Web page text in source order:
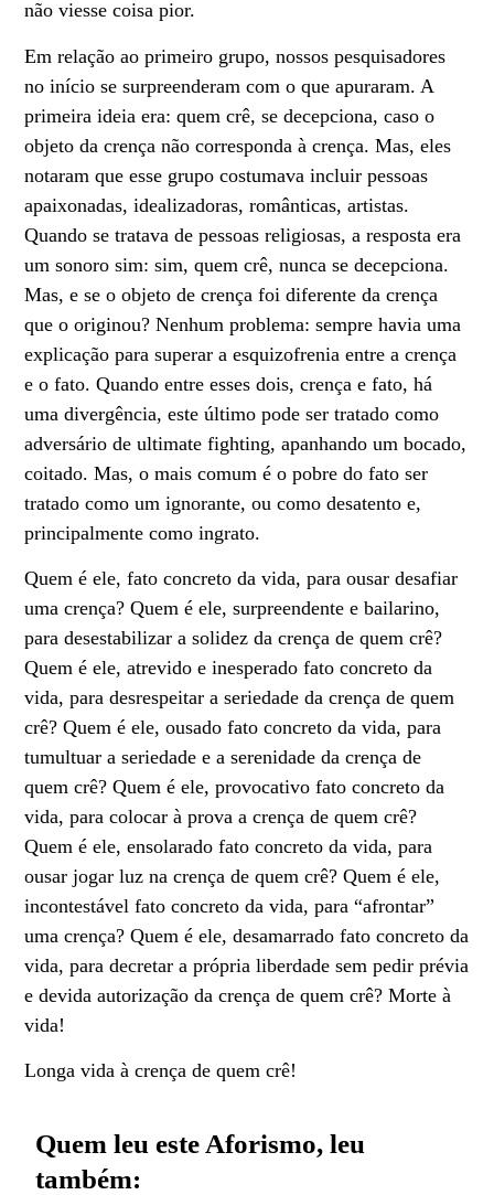
não viesse coisa pior.
Em relação ao primeiro grupo, nossos pesquisadores
no início se surpreenderam com o que apuraram. A
primeira ideia era: quem crê, se decepciona, caso o
objeto da crença não corresponda à crença. Mas, eles
notaram que esse grupo costumava incluir pessoas
apaixonadas, idealizadoras, românticas, artistas.
Quando se tratava de pessoas religiosas, a resposta era
um sonoro sim: sim, quem crê, nunca se decepciona.
Mas, e se o objeto de crença foi diferente da crença
que o originou? Nenhum problema: sempre havia uma
explicação para superar a esquizofrenia entre a crença
e o fato. Quando entre esses dois, crença e fato, há
uma divergência, este último pode ser tratado como
adversário de ultimate fighting, apanhando um bocado,
coitado. Mas, o mais comum é o pobre do fato ser
tratado como um ignorante, ou como desatento e,
principalmente como ingrato.
Quem é ele, fato concreto da vida, para ousar desafiar
uma crença? Quem é ele, surpreendente e bailarino,
para desestabilizar a solidez da crença de quem crê?
Quem é ele, atrevido e inesperado fato concreto da
vida, para desrespeitar a seriedade da crença de quem
crê? Quem é ele, ousado fato concreto da vida, para
tumultuar a seriedade e a serenidade da crença de
quem crê? Quem é ele, provocativo fato concreto da
vida, para colocar à prova a crença de quem crê?
Quem é ele, ensolarado fato concreto da vida, para
ousar jogar luz na crença de quem crê? Quem é ele,
incontestável fato concreto da vida, para “afrontar”
uma crença? Quem é ele, desamarrado fato concreto da
vida, para decretar a própria liberdade sem pedir prévia
e devida autorização da crença de quem crê? Morte à
vida!
Longa vida à crença de quem crê!
Quem leu este Aforismo, leu
também: